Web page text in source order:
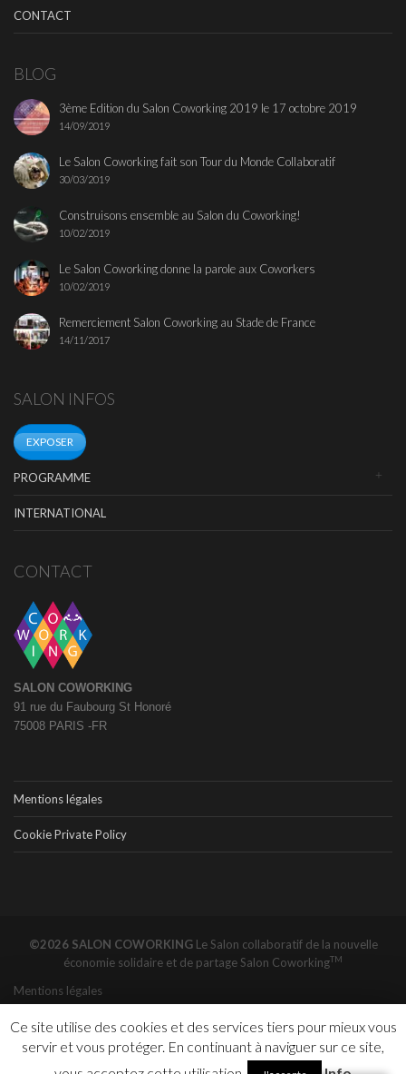
CONTACT
BLOG
3ème Edition du Salon Coworking 2019 le 17 octobre 2019
14/09/2019
Le Salon Coworking fait son Tour du Monde Collaboratif
30/03/2019
Construisons ensemble au Salon du Coworking!
10/02/2019
Le Salon Coworking donne la parole aux Coworkers
10/02/2019
Remerciement Salon Coworking au Stade de France
14/11/2017
SALON INFOS
EXPOSER
PROGRAMME
INTERNATIONAL
CONTACT
SALON COWORKING
91 rue du Faubourg St Honoré
75008 PARIS -FR
Mentions légales
Cookie Private Policy
©2026 SALON COWORKING Le Salon collaboratif de la nouvelle
économie solidaire et de partage Salon CoworkingTM
Mentions légales
Ce site utilise des cookies et des services tiers pour mieux vous
servir et vous protéger. En continuant à naviguer sur ce site,